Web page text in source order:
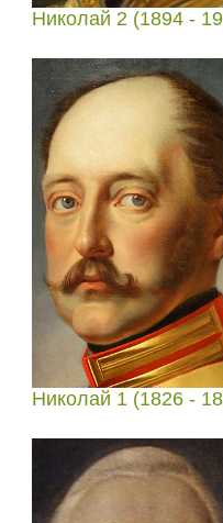
Николай 2 (1894 -
Николай 1 (1826 -